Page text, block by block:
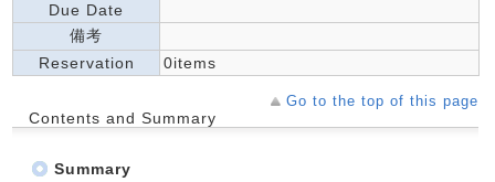
Due Date
備考
Reservation
0items
Go to the top of this page
Contents and Summary
Summary